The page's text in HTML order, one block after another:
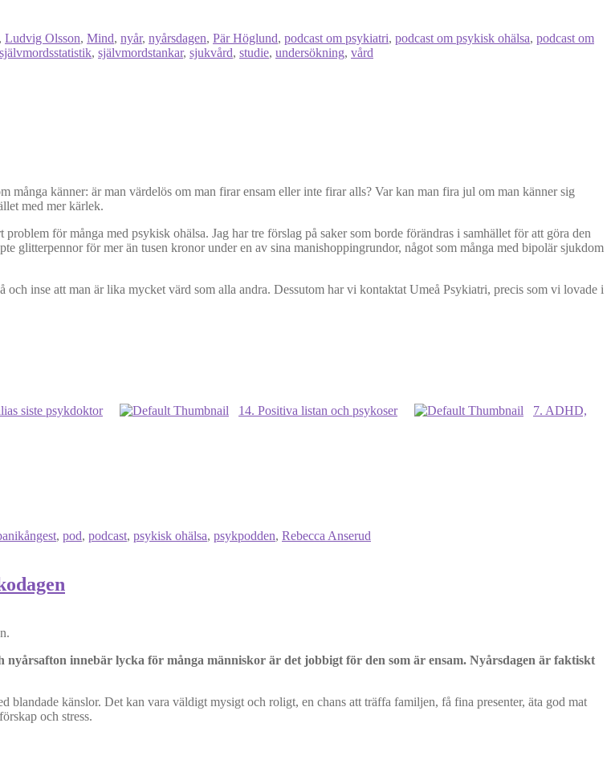
, Ludvig Olsson, Mind, nyår, nyårsdagen, Pär Höglund, podcast om psykiatri, podcast om psykisk ohälsa, podcast om
självmordsstatistik, självmordstankar, sjukvård, studie, undersökning, vård
många känner: är man värdelös om man firar ensam eller inte firar alls? Var kan man fira jul om man känner sig
med mer kärlek.
för många med psykisk ohälsa. Jag har tre förslag på saker som borde förändras i samhället för att göra den
glitterpennor för mer än tusen kronor under en av sina manishoppingrundor, något som många med bipolär sjukdom
inse att man är lika mycket värd som alla andra. Dessutom har vi kontaktat Umeå Psykiatri, precis som vi lovade i
siste psykdoktor 14. Positiva listan och psykoser 7. ADHD,
, pod, podcast, psykisk ohälsa, psykpodden, Rebecca Anserud
innebär lycka för många människor är det jobbigt för den som är ensam. Nyårsdagen är faktiskt
känslor. Det kan vara väldigt mysigt och roligt, en chans att träffa familjen, få fina presenter, äta god mat
och stress.